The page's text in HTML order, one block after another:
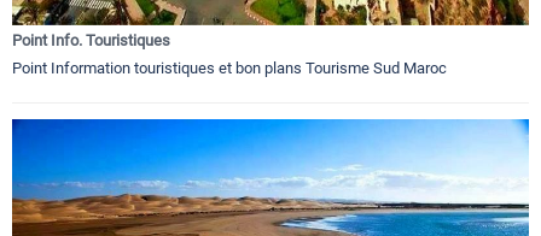
Point Info. Touristiques
Point Information touristiques et bon plans Tourisme Sud Maroc